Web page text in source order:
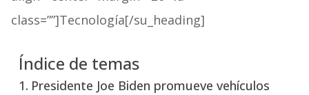
class=””]Tecnología[/su_heading]
Índice de temas
Presidente Joe Biden promueve vehículos